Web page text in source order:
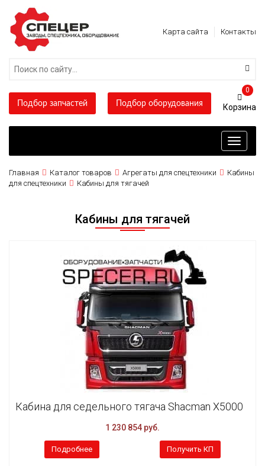
Карта сайта Контакты
Подбор запчастей Подбор оборудования
0
Toggle
Главная Каталог товаров Агрегаты для спецтехники
Кабины
для спецтехники
Кабины для тягачей
Кабины для тягачей
Кабина для седельного тягача Shacman X5000
1 230 854 руб.
Подробнее Получить КП